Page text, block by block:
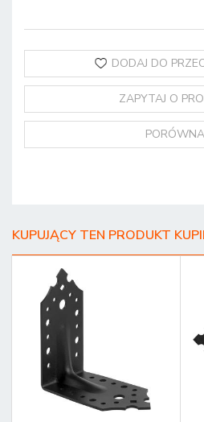
DODAJ DO
ZAPYTAJ O
KUPUJĄCY TEN PRODUKT